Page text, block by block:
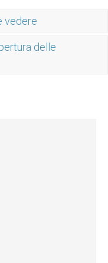
vedere
delle